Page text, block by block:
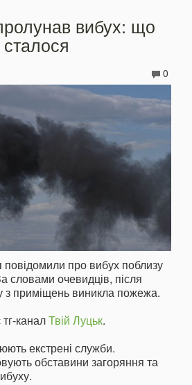
вибух: що
сталося
0
про вибух поблизу
словами очевидців, після
з приміщень виникла пожежа.
каналТвій Луцьк.
екстрені служби.
обставини загоряння та